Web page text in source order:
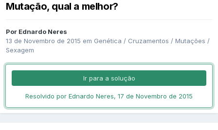
Mutação, qual a melhor?
Por Ednardo Neres
13 de Novembro de 2015 em Genética / Cruzamentos / Mutações /
Sexagem
Ir para a solução
Resolvido por Ednardo Neres, 17 de Novembro de 2015